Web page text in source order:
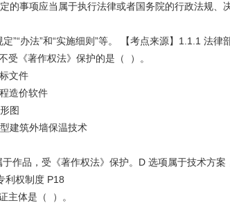
定的事项应当属于执行法律或者国务院的行政法规、
”“办法”和“实施细则”等。 【考点来源】1.1.1 法律
受《著作权法》保护的是（ ）。
文件
造价软件
图
建筑外墙保温技术
于作品，受《著作权法》保护。D 选项属于技术方
利权制度 P18
主体是（ ）。